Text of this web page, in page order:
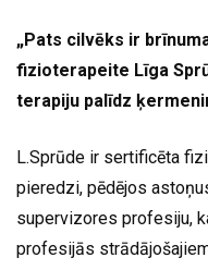
„Pats cilvēks ir
fizioterapeite Līga
terapiju palīdz
L.Sprūde ir sertificēta
pieredzi, pēdējos
supervizores profesiju,
profesijās